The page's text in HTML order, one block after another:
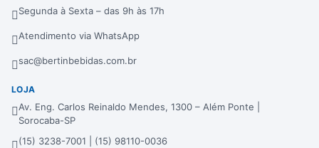
Segunda à Sexta – das 9h às 17h
Atendimento via WhatsApp
sac@bertinbebidas.com.br
LOJA
Av. Eng. Carlos Reinaldo Mendes, 1300 – Além Ponte |
Sorocaba-SP
(15) 3238-7001 | (15) 98110-0036